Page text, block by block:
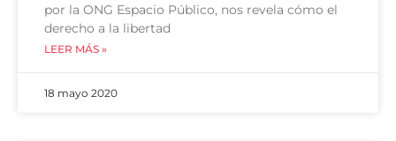
por la ONG Espacio Público, nos revela cómo el
derecho a la libertad
LEER MÁS »
18 mayo 2020